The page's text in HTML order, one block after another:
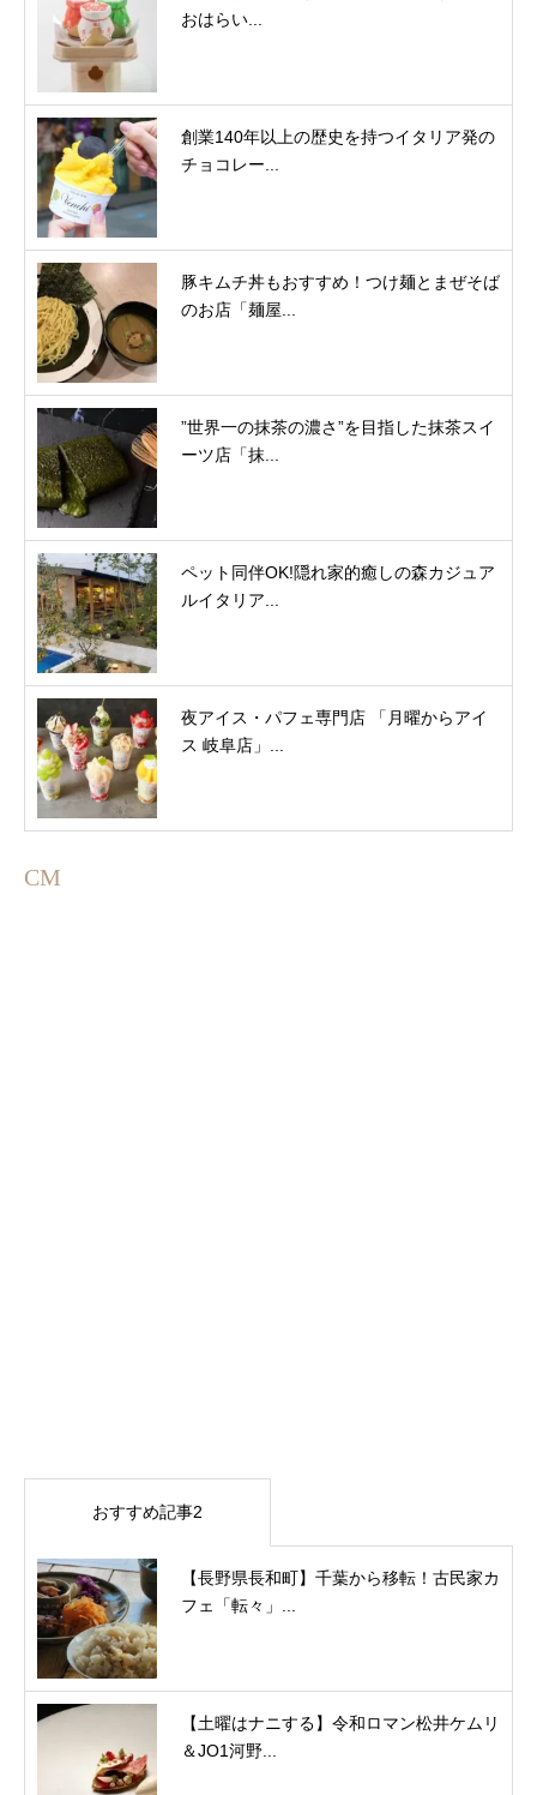
おはらい...
創業140年以上の歴史を持つイタリア発の
チョコレー...
豚キムチ丼もおすすめ！つけ麺とまぜそば
のお店「麺屋...
”世界一の抹茶の濃さ”を目指した抹茶スイ
ーツ店「抹...
ペット同伴OK!隠れ家的癒しの森カジュア
ルイタリア...
夜アイス・パフェ専門店 「月曜からアイ
ス 岐阜店」...
CM
おすすめ記事2
【長野県長和町】千葉から移転！古民家カ
フェ「転々」...
【土曜はナニする】令和ロマン松井ケムリ
＆JO1河野...